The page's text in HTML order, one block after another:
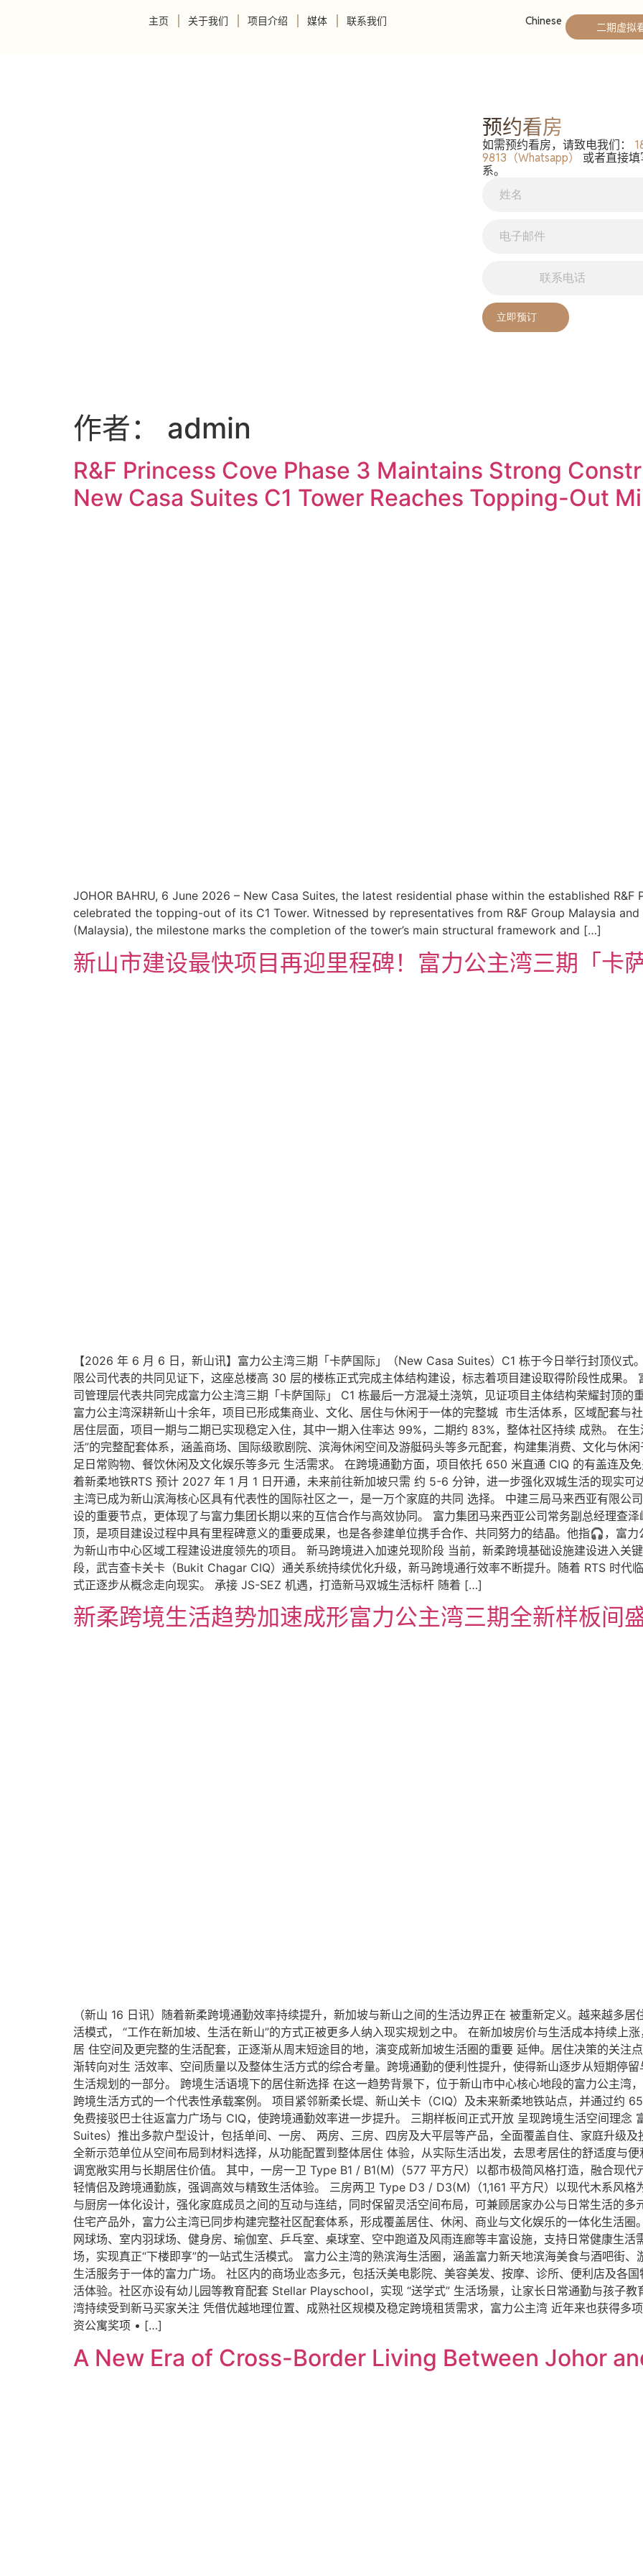
主页 关于我们 项目介绍 媒体 联系我们 Chinese 二期虚拟
预约看房
如需预约看房，请致电我们：
9813（Whatsapp）
或者直接
系。
作者： admin
R&F Princess Cove Phase 3 Maintains Strong
New Casa Suites C1 Tower Reaches Topping-Out
JOHOR BAHRU, 6 June 2026 – New Casa Suites, the latest residential phase within the established
celebrated the topping-out of its C1 Tower. Witnessed by representatives from R&F Group Malaysia
(Malaysia), the milestone marks the completion of the tower’s main structural framework and […]
新山市建设最快项目再迎里程碑！富力公主湾三期「卡
【2026 年 6 月 6 日，新山讯】富力公主湾三期「卡萨国际」（New Casa Suites）C1 栋于今日举行封顶仪式
限公司代表的共同见证下，这座总楼高 30 层的楼栋正式完成主体结构建设，标志着项目建设取得阶段性成果。
司管理层代表共同完成富力公主湾三期「卡萨国际」 C1 栋最后一方混凝土浇筑，见证项目主体结构荣耀封顶的
富力公主湾深耕新山十余年，项目已形成集商业、文化、居住与休闲于一体的完整城 市生活体系，区域配套与
居住层面，项目一期与二期已实现稳定入住，其中一期入住率达 99%，二期约 83%，整体社区持续 成熟。 在
活”的完整配套体系，涵盖商场、国际级歌剧院、滨海休闲空间及游艇码头等多元配套，构建集消费、文化与休
足日常购物、餐饮休闲及文化娱乐等多元 生活需求。 在跨境通勤方面，项目依托 650 米直通 CIQ 的有盖连及
着新柔地铁RTS 预计 2027 年 1 月 1 日开通，未来前往新加坡只需 约 5-6 分钟，进一步强化双城生活的现实可
主湾已成为新山滨海核心区具有代表性的国际社区之一，是一万个家庭的共同 选择。 中建三局马来西亚有限公
设的重要节点，更体现了与富力集团长期以来的互信合作与高效协同。 富力集团马来西亚公司常务副总经理查
顶，是项目建设过程中具有里程碑意义的重要成果，也是各参建单位携手合作、共同努力的结晶。他指🎧，富
为新山市中心区域工程建设进度领先的项目。 新马跨境进入加速兑现阶段 当前，新柔跨境基础设施建设进入关
段，武吉查卡关卡（Bukit Chagar CIQ）通关系统持续优化升级，新马跨境通行效率不断提升。随着 RTS 时代
式正逐步从概念走向现实。 承接 JS-SEZ 机遇，打造新马双城生活标杆 随着 […]
新柔跨境生活趋势加速成形富力公主湾三期全新样板间
（新山 16 日讯）随着新柔跨境通勤效率持续提升，新加坡与新山之间的生活边界正在 被重新定义。越来越多
活模式， “工作在新加坡、生活在新山”的方式正被更多人纳入现实规划之中。 在新加坡房价与生活成本持续上
居 住空间及更完整的生活配套，正逐渐从周末短途目的地，演变成新加坡生活圈的重要 延伸。居住决策的关
渐转向对生 活效率、空间质量以及整体生活方式的综合考量。跨境通勤的便利性提升，使得新山逐步从短期停
生活规划的一部分。 跨境生活语境下的居住新选择 在这一趋势背景下，位于新山市中心核心地段的富力公主湾
跨境生活方式的一个代表性承载案例。 项目紧邻新柔长堤、新山关卡（CIQ）及未来新柔地铁站点，并通过约
免费接驳巴士往返富力广场与 CIQ，使跨境通勤效率进一步提升。 三期样板间正式开放 呈现跨境生活空间理
Suites）推出多款户型设计，包括单间、一房、 两房、三房、四房及大平层等产品，全面覆盖自住、家庭升级
全新示范单位从空间布局到材料选择，从功能配置到整体居住 体验，从实际生活出发，去思考居住的舒适度与
调宽敞实用与长期居住价值。 其中，一房一卫 Type B1 / B1(M)（577 平方尺）以都市极简风格打造，融合现
轻情侣及跨境通勤族，强调高效与精致生活体验。 三房两卫 Type D3 / D3(M)（1,161 平方尺）以现代木系风
与厨房一体化设计，强化家庭成员之间的互动与连结，同时保留灵活空间布局，可兼顾居家办公与日常生活的
住宅产品外，富力公主湾已同步构建完整社区配套体系，形成覆盖居住、休闲、商业与文化娱乐的一体化生活
网球场、室内羽球场、健身房、瑜伽室、乒乓室、桌球室、空中跑道及风雨连廊等丰富设施，支持日常健康生
场，实现真正“下楼即享”的一站式生活模式。 富力公主湾的熟滨海生活圈，涵盖富力新天地滨海美食与酒吧街
生活服务于一体的富力广场。 社区内的商场业态多元，包括沃美电影院、美容美发、按摩、诊所、便利店及各
活体验。社区亦设有幼儿园等教育配套 Stellar Playschool，实现 “送学式” 生活场景，让家长日常通勤与孩子
湾持续受到新马买家关注 凭借优越地理位置、成熟社区规模及稳定跨境租赁需求，富力公主湾 近年来也获得多
资公寓奖项 • […]
A New Era of Cross-Border Living Between Johor